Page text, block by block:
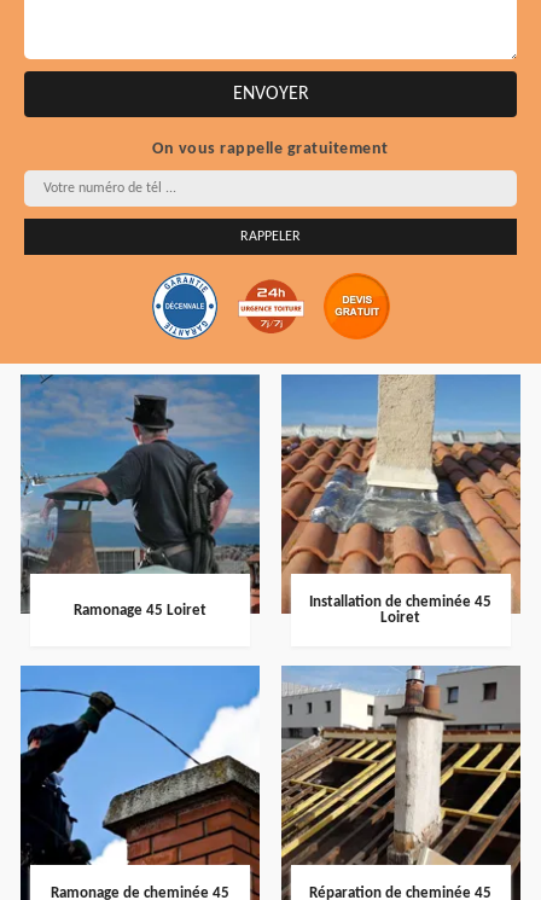
On vous rappelle gratuitement
Ramonage 45 Loiret
Installation de cheminée 45
Loiret
Ramonage de cheminée 45
Réparation de cheminée 45